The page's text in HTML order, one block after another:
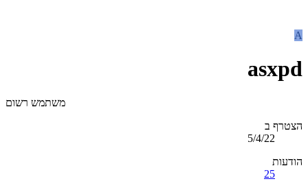
A
asxpd
משתמש רשום
הצטרף ב
5/4/22
הודעות
25